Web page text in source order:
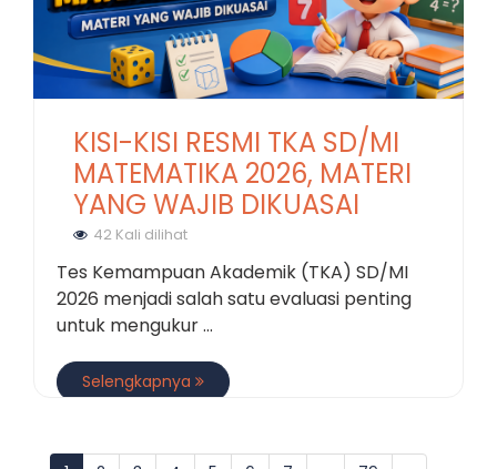
KISI-KISI RESMI TKA SD/MI
MATEMATIKA 2026, MATERI
YANG WAJIB DIKUASAI
42 Kali dilihat
Tes Kemampuan Akademik (TKA) SD/MI
2026 menjadi salah satu evaluasi penting
untuk mengukur ...
Selengkapnya